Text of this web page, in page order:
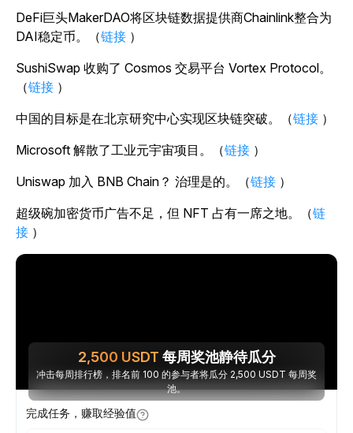
DeFi巨头MakerDAO将区块链数据提供商Chainlink整合为
DAI稳定币。（链接 ）
SushiSwap 收购了 Cosmos 交易平台 Vortex Protocol。
（链接 ）
中国的目标是在北京研究中心实现区块链突破。（链接 ）
Microsoft 解散了工业元宇宙项目。（链接 ）
Uniswap 加入 BNB Chain？ 治理是的。（链接 ）
超级碗加密货币广告不足，但 NFT 占有一席之地。（链
接 ）
2,500 USDT 每周奖池静待瓜分
冲击每周排行榜，排名前 100 的参与者将瓜分 2,500 USDT 每周奖
池。
完成任务，赚取经验值